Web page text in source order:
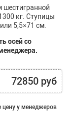
шестигранной
кг. Ступицы
5,5×71 см.
осей со
72850 руб
цену у менеджеров